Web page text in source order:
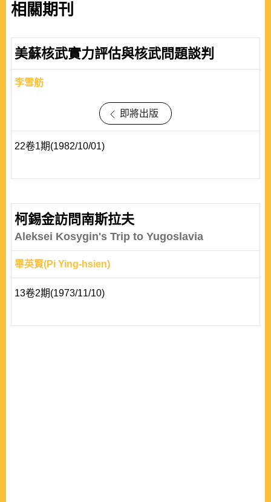
相關期刊
美蘇核武實力評估與核武問題談判
李雪舫
即將出版
22卷1期(1982/10/01)
柯錫金訪問南斯拉夫
Aleksei Kosygin's Trip to Yugoslavia
畢英賢(Pi Ying-hsien)
13卷2期(1973/11/10)